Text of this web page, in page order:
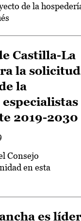
de la
Castilla-La
la solicitud
la
2019-2030
Consejo
en esta
es líder